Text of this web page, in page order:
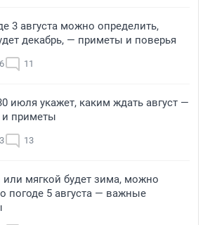
3 августа можно определить,
декабрь, — приметы и поверья
11
июля укажет, каким ждать август —
и приметы
13
или мягкой будет зима, можно
погоде 5 августа — важные